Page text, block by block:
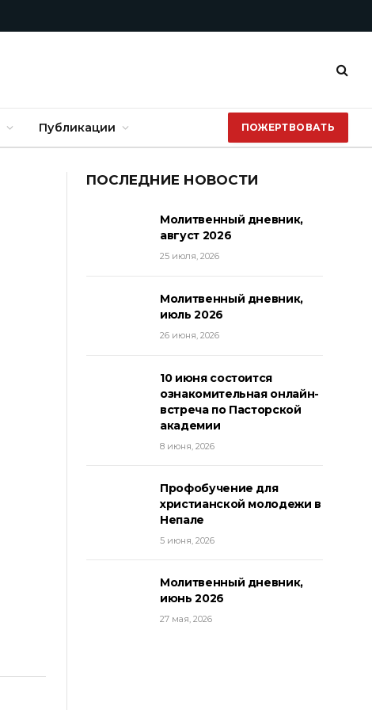
Публикации ПОЖЕРТВОВАТЬ
ПОСЛЕДНИЕ НОВОСТИ
Молитвенный дневник,
август 2026
25 июля, 2026
Молитвенный дневник,
июль 2026
26 июня, 2026
10 июня состоится
ознакомительная онлайн-
встреча по Пасторской
академии
8 июня, 2026
Профобучение для
христианской молодежи в
Непале
5 июня, 2026
Молитвенный дневник,
июнь 2026
27 мая, 2026